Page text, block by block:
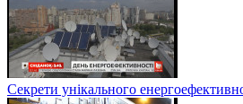
Секрети унікального